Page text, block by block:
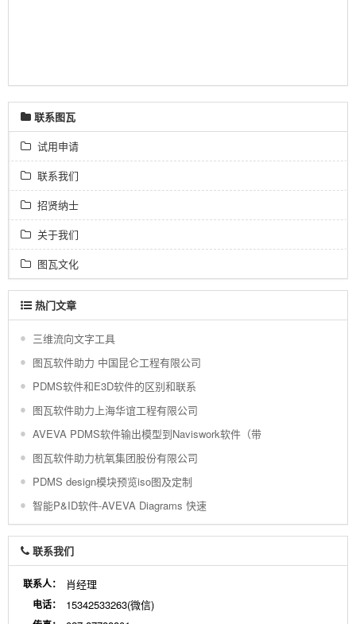
联系图瓦
试用申请
联系我们
招贤纳士
关于我们
图瓦文化
热门文章
三维流向文字工具
图瓦软件助力 中国昆仑工程有限公司
PDMS软件和E3D软件的区别和联系
图瓦软件助力上海华谊工程有限公司
AVEVA PDMS软件输出模型到Naviswork软件（带
图瓦软件助力杭氧集团股份有限公司
PDMS design模块预览iso图及定制
智能P&ID软件-AVEVA Diagrams 快速
联系我们
联系人： 肖经理
电话： 15342533263(微信)